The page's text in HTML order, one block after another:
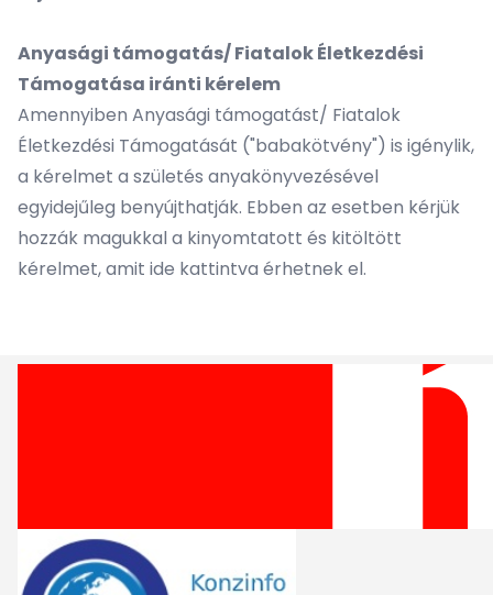
Anyasági támogatás/ Fiatalok Életkezdési
Támogatása iránti kérelem
Amennyiben Anyasági támogatást/ Fiatalok
Életkezdési Támogatását ("babakötvény") is igénylik,
a kérelmet a születés anyakönyvezésével
egyidejűleg benyújthatják. Ebben az esetben kérjük
hozzák magukkal a kinyomtatott és kitöltött
kérelmet, amit ide kattintva érhetnek el.